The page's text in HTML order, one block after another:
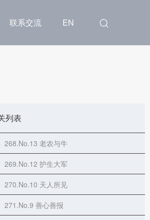
联系交流 EN
列表
262.No.19 婆罗门女救母
267.No.14 盲人提灯
268.No.13 老农与牛
269.No.12 护生大军
270.No.10 天人所见
271.No.9 善心善报